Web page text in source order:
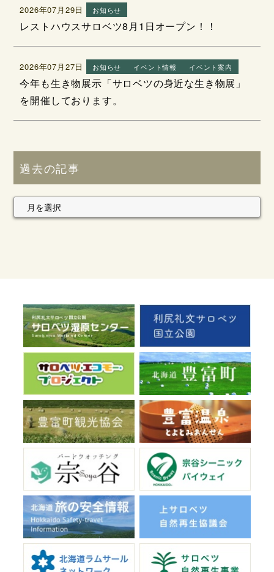
2026年07月29日 お知らせ
レストハウスサロベツ8月1日オープン！！
2026年07月27日 お知らせ イベント情報 イベント案内
今年も生き物展示「サロベツの身近な生き物展」
を開催しております。
過去の記事